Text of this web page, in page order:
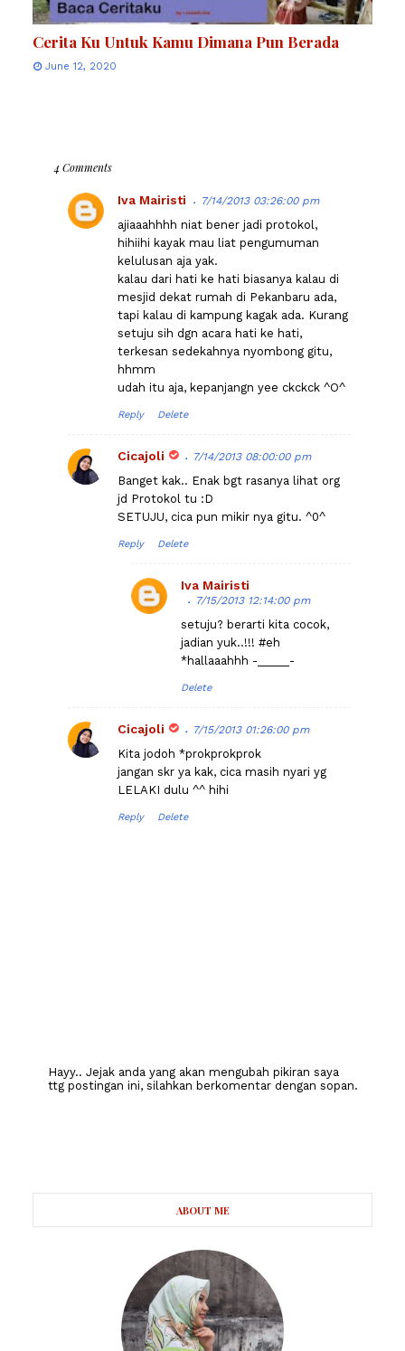
Cerita Ku Untuk Kamu Dimana Pun Berada
June 12, 2020
4 Comments
Iva Mairisti 7/14/2013 03:26:00 pm
ajiaaahhhh niat bener jadi protokol,
hihiihi kayak mau liat pengumuman
kelulusan aja yak.
kalau dari hati ke hati biasanya kalau di
mesjid dekat rumah di Pekanbaru ada,
tapi kalau di kampung kagak ada. Kurang
setuju sih dgn acara hati ke hati,
terkesan sedekahnya nyombong gitu,
hhmm
udah itu aja, kepanjangn yee ckckck ^O^
Reply Delete
Cicajoli 7/14/2013 08:00:00 pm
Banget kak.. Enak bgt rasanya lihat org
jd Protokol tu :D
SETUJU, cica pun mikir nya gitu. ^0^
Reply Delete
Iva Mairisti
7/15/2013 12:14:00 pm
setuju? berarti kita cocok,
jadian yuk..!!! #eh
*hallaaahhh -_____-
Delete
Cicajoli 7/15/2013 01:26:00 pm
Kita jodoh *prokprokprok
jangan skr ya kak, cica masih nyari yg
LELAKI dulu ^^ hihi
Reply Delete
Hayy.. Jejak anda yang akan mengubah pikiran saya
ttg postingan ini, silahkan berkomentar dengan sopan.
ABOUT ME